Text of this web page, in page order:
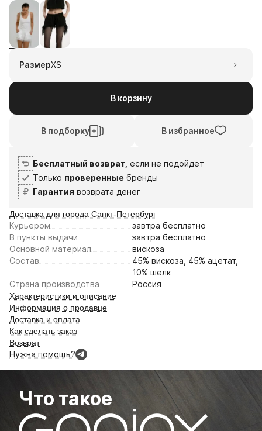
2 975⁠ ⁠₽
без переплат и комиссии
1
авг
сен
РазмерXS
В корзину
В подборку В избранное
Бесплатный возврат, если не подойдет
Только проверенные бренды
Гарантия возврата денег
Доставка для города Санкт-Петербург
Курьером завтра бесплатно
В пункты выдачи
завтра бесплатно
Основной материал
вискоза
Состав
45% вискоза, 45% ацетат,
10% шелк
Страна производства
Россия
Характеристики и описание
Информация о продавце
Доставка и оплата
Как сделать заказ
Возврат
Нужна помощь?
Что такое